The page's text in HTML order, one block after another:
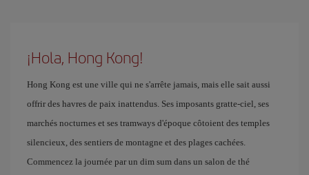
¡Hola, Hong Kong!
Hong Kong est une ville qui ne s'arrête jamais, mais elle sait aussi
offrir des havres de paix inattendus. Ses imposants gratte-ciel, ses
marchés nocturnes et ses tramways d'époque côtoient des temples
silencieux, des sentiers de montagne et des plages cachées.
Commencez la journée par un dim sum dans un salon de thé